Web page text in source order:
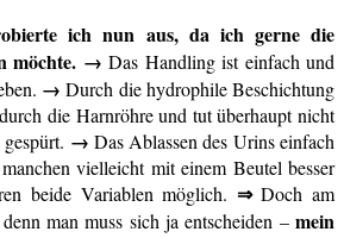
ich nun aus, da ich gerne die
möchte. → Das Handling ist einfach und
→ Durch die hydrophile Beschichtung
die Harnröhre und tut überhaupt nicht
→ Das Ablassen des Urins einfach
vielleicht mit einem Beutel besser
beide Variablen möglich. ⇒Doch am
man muss sich ja entscheiden – mein